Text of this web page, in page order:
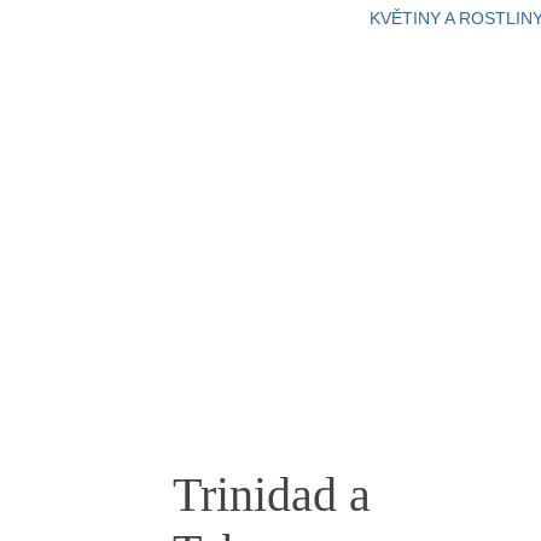
Trinidad a
KVĚTINY A